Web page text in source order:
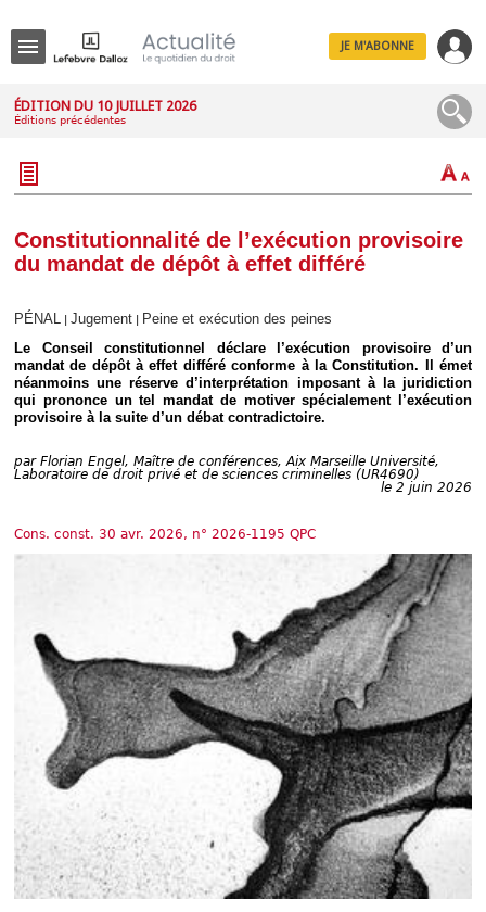
JE M'ABONNE
ÉDITION DU 10 JUILLET 2026
Éditions précédentes
Constitutionnalité de l’exécution provisoire
du mandat de dépôt à effet différé
PÉNAL Jugement
Peine et exécution des peines
Le Conseil constitutionnel déclare l’exécution provisoire d’un
mandat de dépôt à effet différé conforme à la Constitution. Il émet
néanmoins une réserve d’interprétation imposant à la juridiction
qui prononce un tel mandat de motiver spécialement l’exécution
provisoire à la suite d’un débat contradictoire.
par Florian Engel, Maître de conférences, Aix Marseille Université,
Laboratoire de droit privé et de sciences criminelles (UR4690)
le 2 juin 2026
Cons. const. 30 avr. 2026, n° 2026-1195 QPC